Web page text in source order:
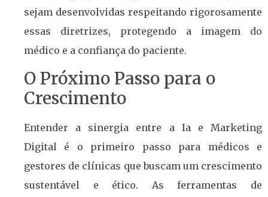
sejam desenvolvidas respeitando rigorosamente
essas diretrizes, protegendo a imagem do
médico e a confiança do paciente.
O Próximo Passo para o
Crescimento
Entender a sinergia entre a Ia e Marketing
Digital é o primeiro passo para médicos e
gestores de clínicas que buscam um crescimento
sustentável e ético. As ferramentas de